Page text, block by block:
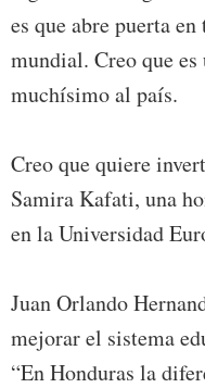
es que abre puerta
mundial. Creo que es
muchísimo al país.
Creo que quiere
Samira Kafati, una
en la Universidad
Juan Orlando
mejorar el sistema
“En Honduras la